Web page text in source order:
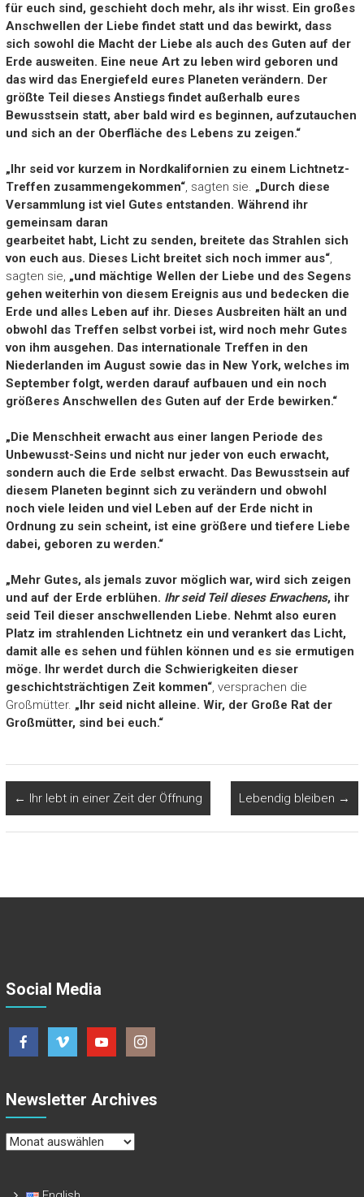
für euch sind, geschieht doch mehr, als ihr wisst. Ein großes
Anschwellen der Liebe findet statt und das bewirkt, dass
sich sowohl die Macht der Liebe als auch des Guten auf der
Erde ausweiten. Eine neue Art zu leben wird geboren und
das wird das Energiefeld eures Planeten verändern. Der
größte Teil dieses Anstiegsfindet außerhalb eures
Bewusstsein statt, aber bald wird es beginnen, aufzutauchen
und sich an der Oberfläche des Lebens zu zeigen.“
„Ihr seidvor kurzem in Nordkalifornien zu einem Lichtnetz-
Treffen zusammengekommen“, sagten sie. „Durch diese
Versammlung ist viel Gutes entstanden. Während ihr
gemeinsam daran
gearbeitethabt, Licht zu senden, breitete das Strahlen sich
von euch aus. Dieses Licht breitet sich noch immer aus“,
sagten sie, „und mächtige Wellen der Liebe und des Segens
gehen weiterhin von diesem Ereignis aus und bedecken die
Erde und alles Leben auf ihr. Dieses Ausbreiten hält an und
obwohl das Treffen selbst vorbei ist, wird noch mehr Gutes
von ihm ausgehen. Das internationale Treffen in den
Niederlanden im August sowie das in New York,welches im
September folgt, werden darauf aufbauen und ein noch
größeres Anschwellen des Guten auf der Erde bewirken.“
„Die Menschheit erwacht aus einer langen Periode des
Unbewusst-Seinsund nicht nur jeder von euch erwacht,
sondern auch die Erde selbst erwacht. Das Bewusstsein auf
diesem Planeten beginnt sich zu verändern und obwohl
noch viele leiden undviel Leben auf der Erde nicht in
Ordnung zu sein scheint, ist eine größere und tiefere Liebe
dabei, geboren zu werden.“
„Mehr Gutes, als jemals zuvor möglich war,wird sich zeigen
und auf der Erde erblühen. Ihr seid Teil dieses Erwachens, ihr
seid Teil dieser anschwellenden Liebe. Nehmt also euren
Platz im strahlenden Lichtnetz ein und verankert das Licht,
damit alle es sehen undfühlen können und es sie ermutigen
möge. Ihr werdet durch die Schwierigkeiten dieser
geschichtsträchtigen Zeit kommen“, versprachen die
Großmütter. „Ihr seid nicht alleine. Wir, der Große Rat der
Großmütter, sind bei euch.“
← Ihr lebt in einer Zeit der Öffnung Lebendig bleiben →
Social Media
Newsletter Archives
Newsletter